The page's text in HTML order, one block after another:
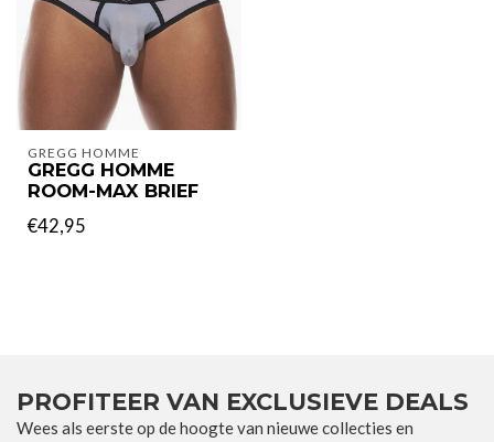
GREGG HOMME
GREGG HOMME
ROOM-MAX BRIEF
€42,95
PROFITEER VAN EXCLUSIEVE DEALS
Wees als eerste op de hoogte van nieuwe collecties en